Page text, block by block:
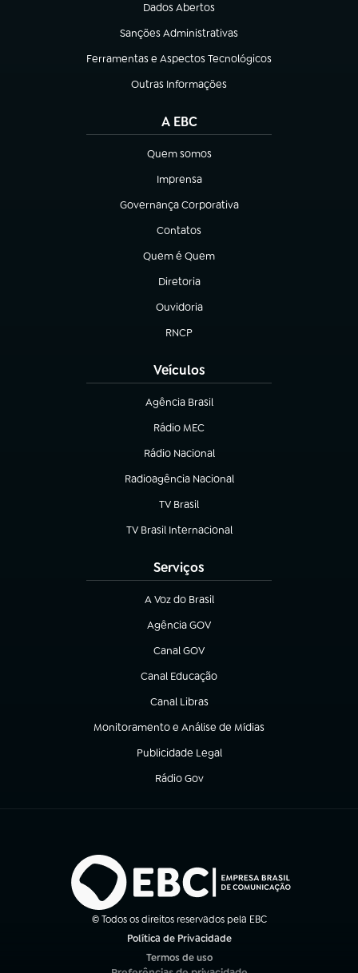
Dados Abertos
(abre em nova aba)
Sanções Administrativas
(abre em nova aba)
Ferramentas e Aspectos Tecnológicos
(abre em nova aba)
Outras Informações
(abre em nova aba)
A EBC
Quem somos
(abre em nova aba)
Imprensa
(abre em nova aba)
Governança Corporativa
(abre em nova aba)
Contatos
(abre em nova aba)
Quem é Quem
(abre em nova aba)
Diretoria
(abre em nova aba)
Ouvidoria
(abre em nova aba)
RNCP
(abre em nova aba)
Veículos
Agência Brasil
(abre em nova aba)
Rádio MEC
(abre em nova aba)
Rádio Nacional
Radioagência Nacional
(abre em nova aba)
TV Brasil
(abre em nova aba)
TV Brasil Internacional
(abre em nova aba)
Serviços
A Voz do Brasil
(abre em nova aba)
Agência GOV
(abre em nova aba)
Canal GOV
(abre em nova aba)
Canal Educação
(abre em nova aba)
Canal Libras
(abre em nova aba)
Monitoramento e Análise de Mídias
(abre em nova aba)
Publicidade Legal
(abre em nova aba)
Rádio Gov
(abre em nova aba)
© Todos os direitos reservados pela EBC
Política de Privacidade
Termos de uso
(abre em nova aba)